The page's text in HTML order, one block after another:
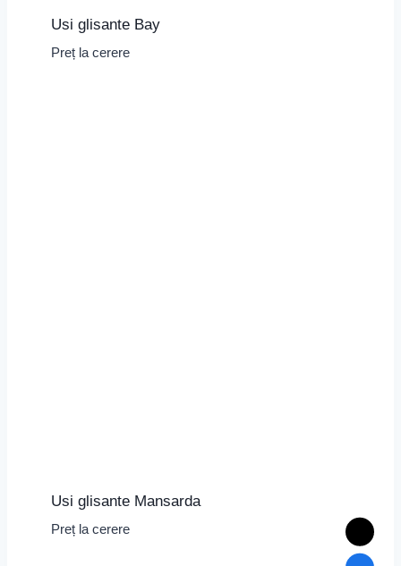
Usi glisante Bay
Preț la cerere
Usi glisante Mansarda
Preț la cerere